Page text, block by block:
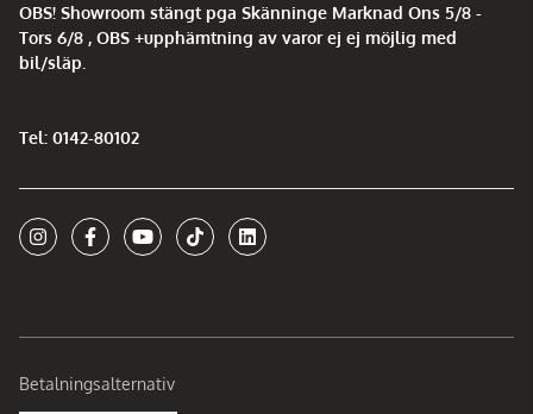
OBS! Showroom stängt pga Skänninge Marknad Ons 5/8 -
Tors 6/8 , OBS +upphämtning av varor ej ej möjlig med
bil/släp.
Tel: 0142-80102
Betalningsalternativ